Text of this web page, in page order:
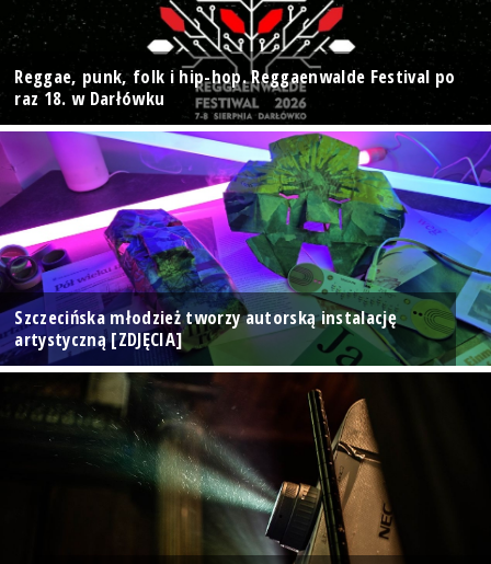
Reggae, punk, folk i hip-hop. Reggaenwalde Festival po
raz 18. w Darłówku
Szczecińska młodzież tworzy autorską instalację
artystyczną [ZDJĘCIA]